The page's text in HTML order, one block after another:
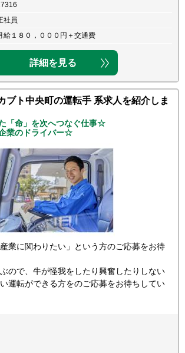
社員
給１８０，０００円＋交通費
詳細を見る
ブト中央町の運転手 系求人を紹介しま
「命」を次へつなぐ仕事☆
業のドライバー☆
産業に関わりたい」という方のご応募をお待
ので、牛が怪我をしたり興奮したりしない
運転ができる方をのご応募をお待ちしてい